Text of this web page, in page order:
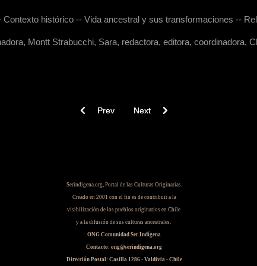
histórico -- Vida ancestral y sus transformaciones --
Montt Strabucchi, Sara, redactora, editora, coordinadora,
Previous article: Historia Andina en Chile, Vol
Prev Next article: Los antiguos
Next
Serindigena.org, Portal de las Culturas Originarias.
Creado en 2001 con el fin es de contribuir a la
visibilización de los pueblos originarios en Chile
y a la difusión de sus culturas ancestrales.
ONG Comunidad Ser Indígena
Contacto: ong@serindigena.org
Dirección Postal: Casilla 1286 - Valdivia - Chile